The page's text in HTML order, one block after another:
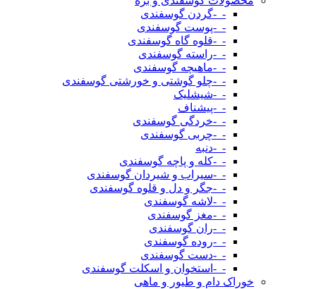
-_-گردن گوسفندی
-_-پوست گوسفندی
-_-قلوه گاه گوسفندی
-_-راسته گوسفندی
-_-ماهیچه گوسفندی
-_-چلو گوشتی و خورشتی گوسفندی
-_-شیشلیک
-_-پیشناف
-_-خردگی گوسفندی
-_-چربی گوسفندی
-_-دنبه
-_-کله و پاچه گوسفندی
-_-سیراب و شیردان گوسفندی
-_-جگر و دل و قلوه گوسفندی
-_-لاشه گوسفندی
-_-مغز گوسفندی
-_-ران گوسفندی
-_-روده گوسفندی
-_-دست گوسفندی
-_-استخوان و اسکلت گوسفندی
خوراک دام و طیور و ماهی